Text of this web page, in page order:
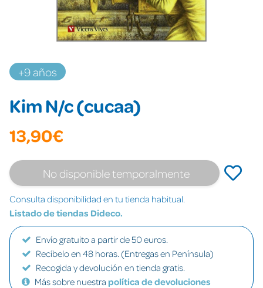
+9 años
Kim N/c (cucaa)
13,90€
No disponible temporalmente
Consulta disponibilidad en tu tienda habitual.
Listado de tiendas Dideco.
Envío gratuito a partir de 50 euros.
Recíbelo en 48 horas. (Entregas en Península)
Recogida y devolución en tienda gratis.
Más sobre nuestra política de devoluciones